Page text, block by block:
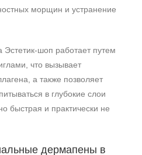
морщин и устранение
шоп работает путем
что вызывает
а также позволяет
в глубокие слои
быстрая и практически не
дермапены в